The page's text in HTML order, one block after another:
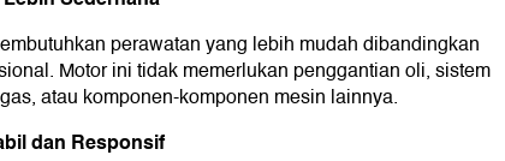
perawatan yang lebih mudah dibandingkan
Motor ini tidak memerlukan penggantian oli, sistem
atau komponen-komponen mesin lainnya.
dan Responsif